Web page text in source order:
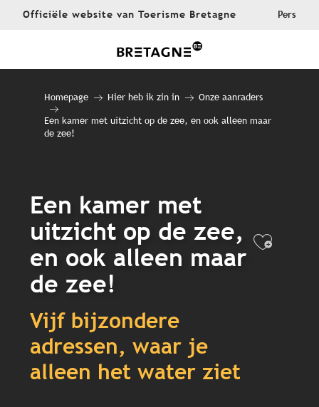
AllerOfficiële website van Toerisme Bretagne Pers
Homepage Hier heb ik zin in Onze aanraders
Een kamer met uitzicht op de zee, en ook alleen maar
de zee!
Een kamer met
uitzicht op de zee,
en ook alleen maar
de zee!
Vijf bijzondere
adressen, waar je
alleen het water ziet